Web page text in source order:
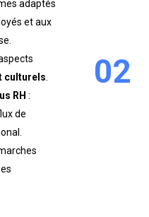
adaptés
et aux
culturels.
RH :
de
02